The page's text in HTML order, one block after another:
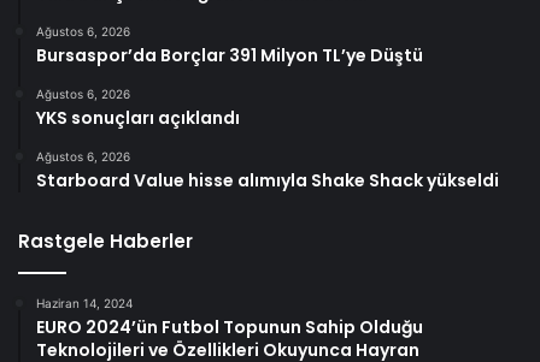
Ağustos 6, 2026
Bursaspor’da Borçlar 391 Milyon TL’ye Düştü
Ağustos 6, 2026
YKS sonuçları açıklandı
Ağustos 6, 2026
Starboard Value hisse alımıyla Shake Shack yükseldi
Rastgele Haberler
Haziran 14, 2024
EURO 2024’ün Futbol Topunun Sahip Olduğu
Teknolojileri ve Özellikleri Okuyunca Hayran